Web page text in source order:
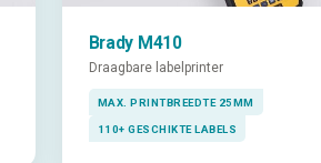
Brady M410
Draagbare labelprinter
MAX. PRINTBREEDTE 25MM
110+ GESCHIKTE LABELS